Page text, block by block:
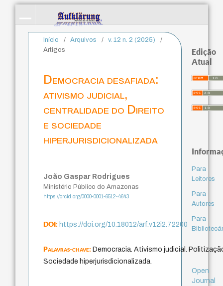
Início / Arquivos / v. 12 n. 2 (2025)
/
Artigos
Democracia desafiada:
ativismo judicial,
centralidade do Direito
e sociedade
hiperjurisdicionalizada
João Gaspar Rodrigues
Ministério Público do Amazonas
https://orcid.org/0000-0001-6512-4643
DOI:https://doi.org/10.18012/arf.v12i2.72200
Palavras-chave:Democracia. Ativismo judicial.
Sociedade hiperjurisdicionalizada.
Edição
Atual
Para
Leitores
Para
Autores
Para
Open
Journal